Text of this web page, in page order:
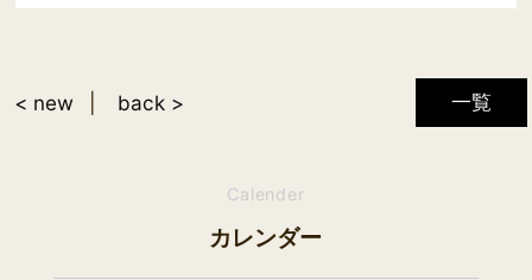
一覧
< new back >
Calender
カレンダー